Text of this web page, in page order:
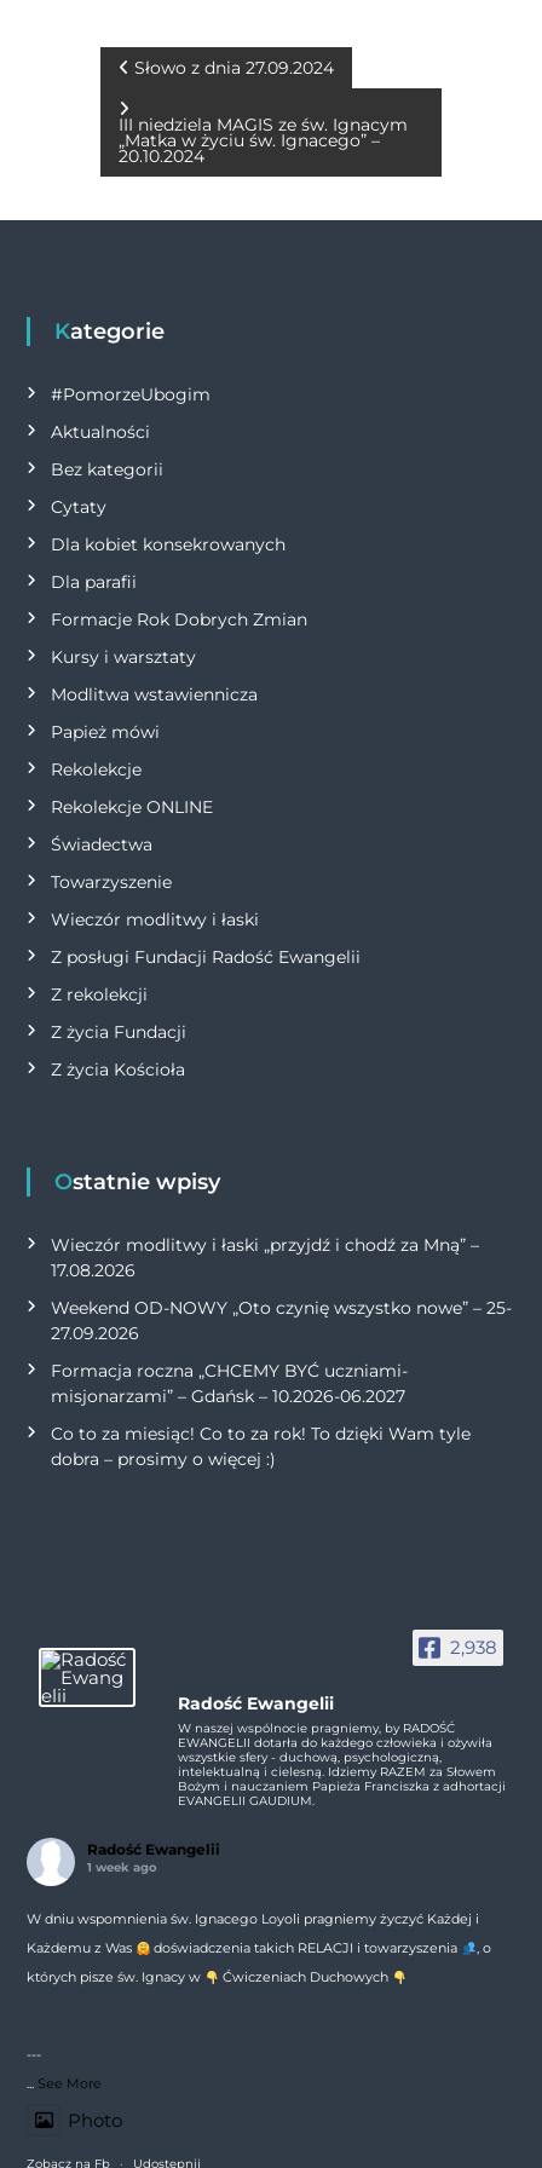
b
o
o
k
n
g
er
r
A
p
p
n
N
a
w
a
c
j
a
w
p
i
s
u
Słowo z dnia 27.09.2024
III niedziela MAGIS ze św. Ignacym
„Matka w życiu św. Ignacego” –
20.10.2024
Kategorie
#PomorzeUbogim
Aktualności
Bez kategorii
Cytaty
Dla kobiet konsekrowanych
Dla parafii
Formacje Rok Dobrych Zmian
Kursy i warsztaty
Modlitwa wstawiennicza
Papież mówi
Rekolekcje
Rekolekcje ONLINE
Świadectwa
Towarzyszenie
Wieczór modlitwy i łaski
Z posługi Fundacji Radość Ewangelii
Z rekolekcji
Z życia Fundacji
Z życia Kościoła
Ostatnie wpisy
Wieczór modlitwy i łaski „przyjdź i chodź za Mną” –
17.08.2026
Weekend OD-NOWY „Oto czynię wszystko nowe” – 25-
27.09.2026
Formacja roczna „CHCEMY BYĆ uczniami-
misjonarzami” – Gdańsk – 10.2026-06.2027
Co to za miesiąc! Co to za rok! To dzięki Wam tyle
dobra – prosimy o więcej :)
2,938
Radość Ewangelii
W naszej wspólnocie pragniemy, by RADOŚĆ
EWANGELII dotarła do każdego człowieka i ożywiła
wszystkie sfery - duchową, psychologiczną,
intelektualną i cielesną. Idziemy RAZEM za Słowem
Bożym i nauczaniem Papieża Franciszka z adhortacji
EVANGELII GAUDIUM.
Radość Ewangelii
1 week ago
W dniu wspomnienia św. Ignacego Loyoli pragniemy życzyć Każdej i
Każdemu z Was
doświadczenia takich RELACJI i towarzyszenia
, o
których pisze św. Ignacy w
Ćwiczeniach Duchowych
---
... See More
Photo
Zobacz na Fb · Udostępnij